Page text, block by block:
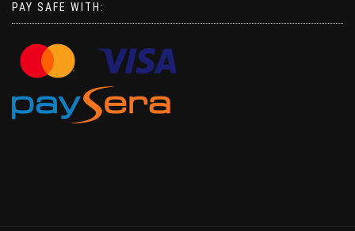
PAY SAFE WITH: